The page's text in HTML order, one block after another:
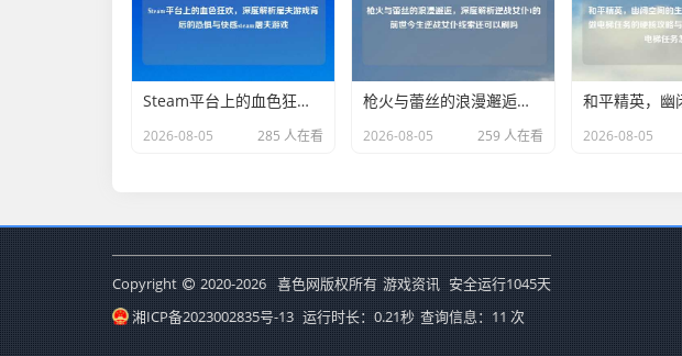
Steam平台上的血色狂欢，深度解析屠夫游戏背后的恐惧与 steam屠夫游戏
2026-08-05 285 人在看
枪火与蕾丝的浪漫邂逅，深度解析逆战女仆1的前世今生逆战女仆线索还可以刷吗
2026-08-05 259 人在看 2026-08-05
Copyright 2020-2026 喜色网版权所有 游戏资讯 安全运行1045天
湘ICP备2023002835号-13 运行时长：0.21秒 查询信息：11 次